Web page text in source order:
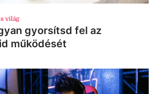
világ
gyorsítsd fel az
működését